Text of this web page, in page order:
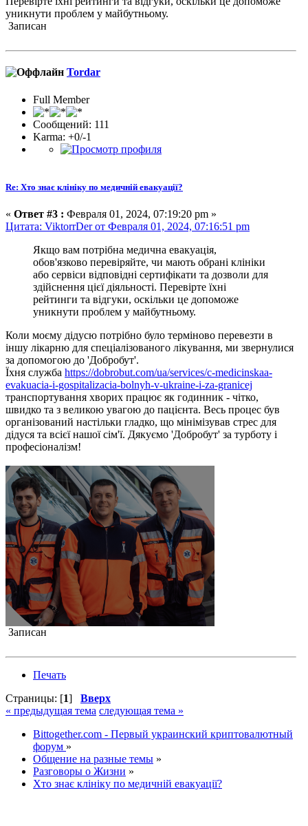
уникнути проблем у майбутньому.
Записан
Tordar
Full Member
Сообщений: 111
Karma: +0/-1
Re: Хто знає клініку по медичній евакуації?
« Ответ #3 : Февраля 01, 2024, 07:19:20 pm »
Цитата: ViktorrDer от Февраля 01, 2024, 07:16:51 pm
Якщо вам потрібна медична евакуація,
обов'язково перевіряйте, чи мають обрані клініки
або сервіси відповідні сертифікати та дозволи для
здійснення цієї діяльності. Перевірте їхні
рейтинги та відгуки, оскільки це допоможе
уникнути проблем у майбутньому.
Коли моєму дідусю потрібно було терміново перевезти в
іншу лікарню для спеціалізованого лікування, ми звернулися
за допомогою до 'Добробут'.
Їхня служба https://dobrobut.com/ua/services/c-medicinskaa-
evakuacia-i-gospitalizacia-bolnyh-v-ukraine-i-za-granicej
транспортування хворих працює як годинник - чітко,
швидко та з великою увагою до пацієнта. Весь процес був
організований настільки гладко, що мінімізував стрес для
дідуся та всієї нашої сім'ї. Дякуємо 'Добробут' за турботу і
професіоналізм!
Записан
Печать
Страницы: [1] Вверх
« предыдущая тема следующая тема »
Bittogether.com - Первый украинский криптовалютный
форум »
Общение на разные темы »
Разговоры о Жизни »
Хто знає клініку по медичній евакуації?